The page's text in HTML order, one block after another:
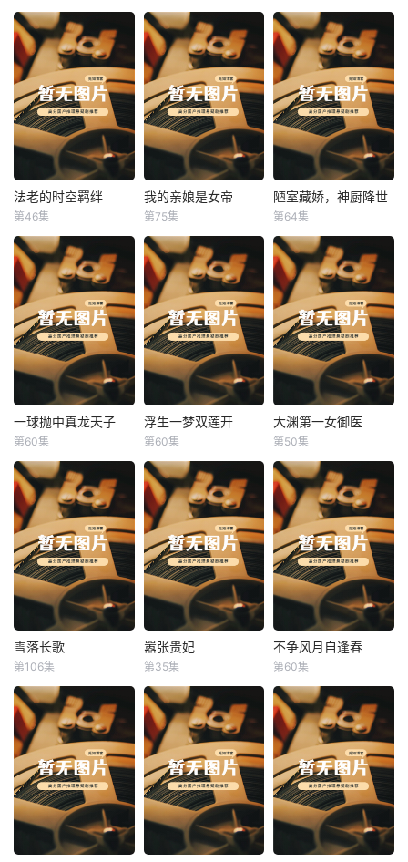
法老的时空羁绊
法老的时空羁绊
第46集
我的亲娘是女帝
我的亲娘是女帝
第75集
陋室藏娇，神厨降世
陋室藏娇，神厨降世
第64集
一球抛中真龙天子
一球抛中真龙天子
第60集
浮生一梦双莲开
浮生一梦双莲开
第60集
大渊第一女御医
大渊第一女御医
第50集
雪落长歌
雪落长歌
第106集
嚣张贵妃
嚣张贵妃
第35集
不争风月自逢春
不争风月自逢春
第60集